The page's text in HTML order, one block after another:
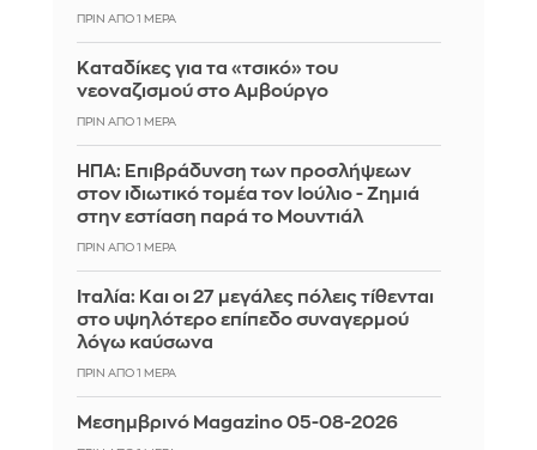
ΠΡΙΝ ΑΠΌ 1 ΜΈΡΑ
Καταδίκες για τα «τσικό» του
νεοναζισμού στο Αμβούργο
ΠΡΙΝ ΑΠΌ 1 ΜΈΡΑ
ΗΠΑ: Επιβράδυνση των προσλήψεων
στον ιδιωτικό τομέα τον Ιούλιο - Ζημιά
στην εστίαση παρά το Μουντιάλ
ΠΡΙΝ ΑΠΌ 1 ΜΈΡΑ
Ιταλία: Και οι 27 μεγάλες πόλεις τίθενται
στο υψηλότερο επίπεδο συναγερμού
λόγω καύσωνα
ΠΡΙΝ ΑΠΌ 1 ΜΈΡΑ
Μεσημβρινό Magazino 05-08-2026